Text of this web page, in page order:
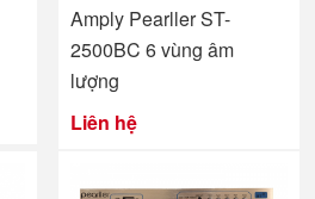
Amply Pearller ST-
2500BC 6 vùng âm
lượng
Liên hệ